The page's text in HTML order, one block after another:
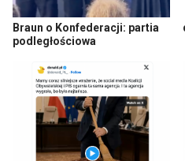
Braun o Konfederacji: partia
podległościowa